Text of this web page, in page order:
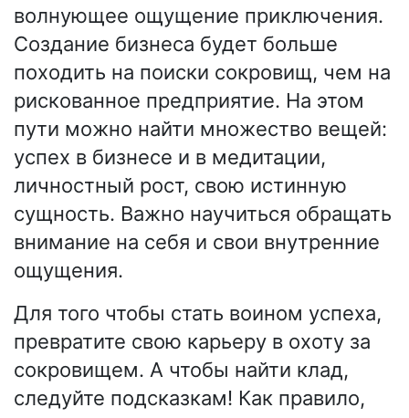
волнующее ощущение приключения.
Создание бизнеса будет больше
походить на поиски сокровищ, чем на
рискованное предприятие. На этом
пути можно найти множество вещей:
успех в бизнесе и в медитации,
личностный рост, свою истинную
сущность. Важно научиться обращать
внимание на себя и свои внутренние
ощущения.
Для того чтобы стать воином успеха,
превратите свою карьеру в охоту за
сокровищем. А чтобы найти клад,
следуйте подсказкам! Как правило,